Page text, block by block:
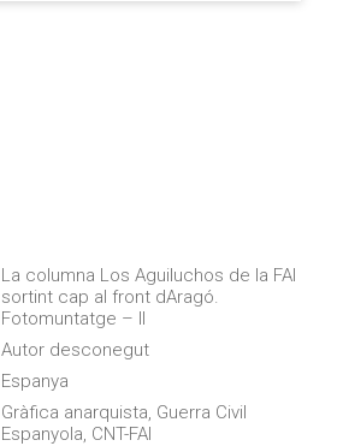
La columna Los Aguiluchos de la FAI
sortint cap al front dAragó.
Fotomuntatge – II
Autor desconegut
Espanya
Gràfica anarquista, Guerra Civil
Espanyola, CNT-FAI